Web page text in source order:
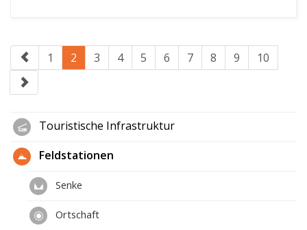
1 2 3 4 5 6 7 8 9 10
Touristische Infrastruktur
Feldstationen
Senke
Ortschaft